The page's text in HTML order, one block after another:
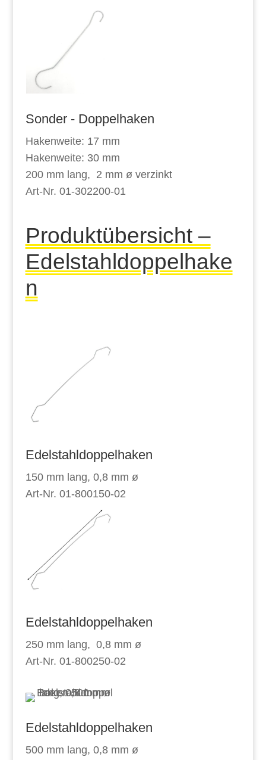
Sonder - Doppelhaken
Hakenweite: 17 mm
Hakenweite: 30 mm
200 mm lang, 2 mm ø verzinkt
Art-Nr. 01-302200-01
Produktübersicht –
Edelstahldoppelhake
n
Edelstahldoppelhaken
150 mm lang, 0,8 mm ø
Art-Nr. 01-800150-02
Edelstahldoppelhaken
250 mm lang, 0,8 mm ø
Art-Nr. 01-800250-02
Edelstahldoppelhaken
500 mm lang, 0,8 mm ø